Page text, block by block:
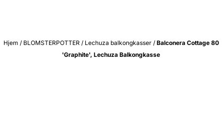
Hjem / BLOMSTERPOTTER / Lechuza balkongkasser / Balconera Cottage 80
'Graphite', Lechuza Balkongkasse